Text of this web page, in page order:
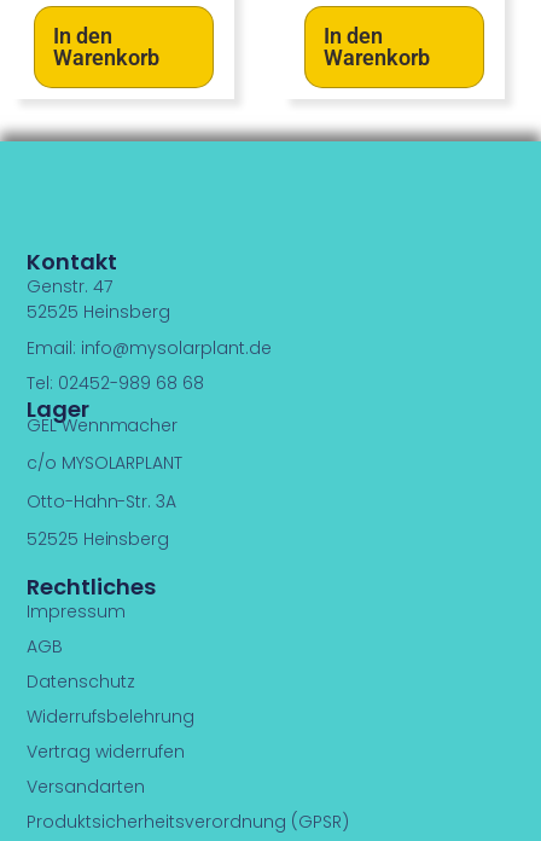
In den
Warenkorb
In den
Warenkorb
Kontakt
Genstr. 47
52525 Heinsberg
Email: info@mysolarplant.de
Tel: 02452-989 68 68
Lager
GEL Wennmacher
c/o MYSOLARPLANT
Otto-Hahn-Str. 3A
52525 Heinsberg
Rechtliches
Impressum
AGB
Datenschutz
Widerrufsbelehrung
Vertrag widerrufen
Versandarten
Produktsicherheitsverordnung (GPSR)